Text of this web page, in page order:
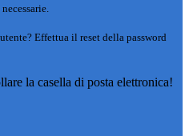
Effettua il reset della password
la casella di posta elettronica!